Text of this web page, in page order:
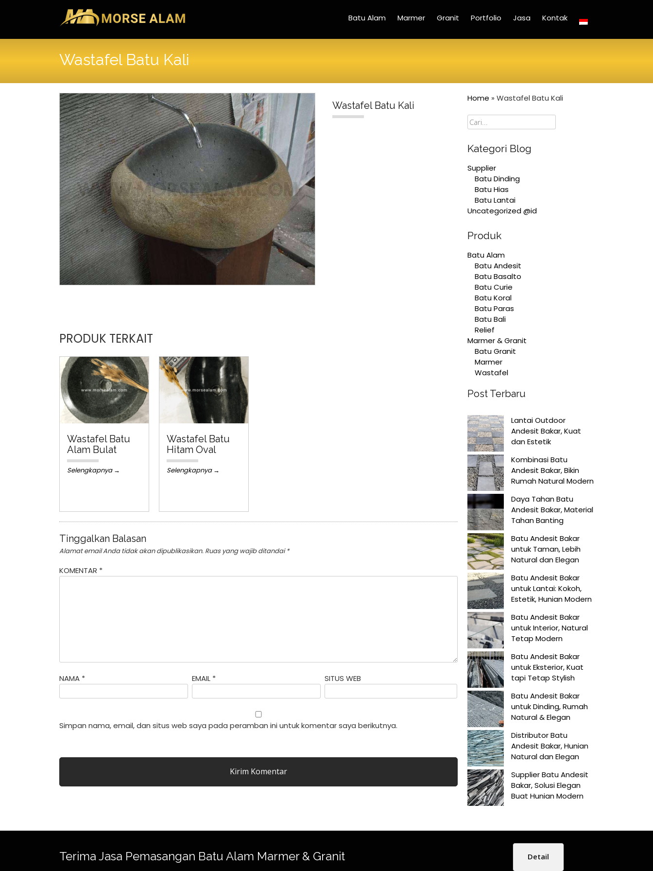
Batu Alam Marmer Granit Portfolio Jasa Kontak
Wastafel Batu Kali
Wastafel Batu Kali
PRODUK TERKAIT
Wastafel Batu
Alam Bulat
Selengkapnya →
Wastafel Batu
Hitam Oval
Selengkapnya →
Tinggalkan Balasan
Alamat email Anda tidak akan dipublikasikan. Ruas yang wajib ditandai*
KOMENTAR *
NAMA * EMAIL * SITUS WEB
Simpan nama, email, dan situs web saya pada peramban ini untuk komentar saya berikutnya.
Home » Wastafel Batu Kali
Cari
Kategori Blog
Supplier
Batu Dinding
Batu Hias
Batu Lantai
Uncategorized @id
Produk
Batu Alam
Batu Andesit
Batu Basalto
Batu Curie
Batu Koral
Batu Paras
Batu Bali
Relief
Marmer & Granit
Batu Granit
Marmer
Wastafel
Post Terbaru
Lantai Outdoor
Andesit Bakar, Kuat
dan Estetik
Kombinasi Batu
Andesit Bakar, Bikin
Rumah Natural Modern
Daya Tahan Batu
Andesit Bakar, Material
Tahan Banting
Batu Andesit Bakar
untuk Taman, Lebih
Natural dan Elegan
Batu Andesit Bakar
untuk Lantai: Kokoh,
Estetik, Hunian Modern
Batu Andesit Bakar
untuk Interior, Natural
Tetap Modern
Batu Andesit Bakar
untuk Eksterior, Kuat
tapi Tetap Stylish
Batu Andesit Bakar
untuk Dinding, Rumah
Natural & Elegan
Distributor Batu
Andesit Bakar, Hunian
Natural dan Elegan
Supplier Batu Andesit
Bakar, Solusi Elegan
Buat Hunian Modern
Terima Jasa Pemasangan Batu Alam Marmer & Granit Detail